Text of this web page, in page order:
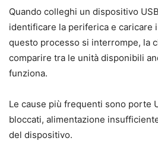
Quando colleghi un dispositivo
identificare la periferica e caricare
questo processo si interrompe, la
comparire tra le unità disponibili
funziona.
Le cause più frequenti sono porte
bloccati, alimentazione
del dispositivo.